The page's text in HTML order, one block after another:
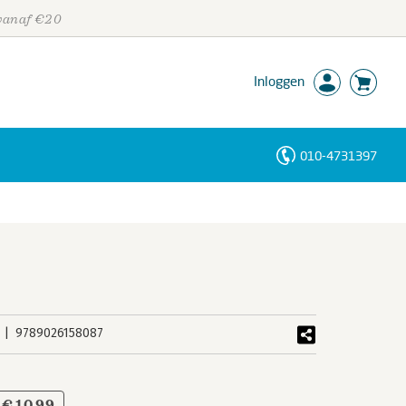
€20
Inloggen
010-4731397
9789026158087
Personen